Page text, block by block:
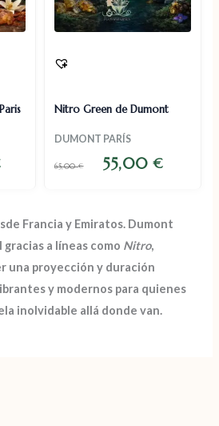
Nitro Green de Dumont
DUMONT PARÍS
65,00€ 55,00€
Francia y Emiratos. Dumont
a líneas como Nitro,
una proyección y duración
y modernos para quienes
inolvidable allá donde van.